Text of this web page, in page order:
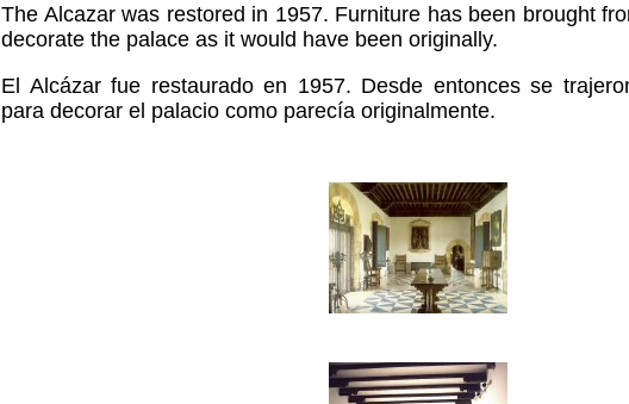
The Alcazar was restored in 1957. Furniture has been brought
decorate the palace as it would have been originally.
El Alcázar fue restaurado en 1957. Desde entonces se
para decorar el palacio como parecía originalmente.